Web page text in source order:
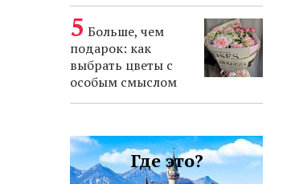
Больше, чем
подарок: как
выбрать цветы с
особым смыслом
Где это?